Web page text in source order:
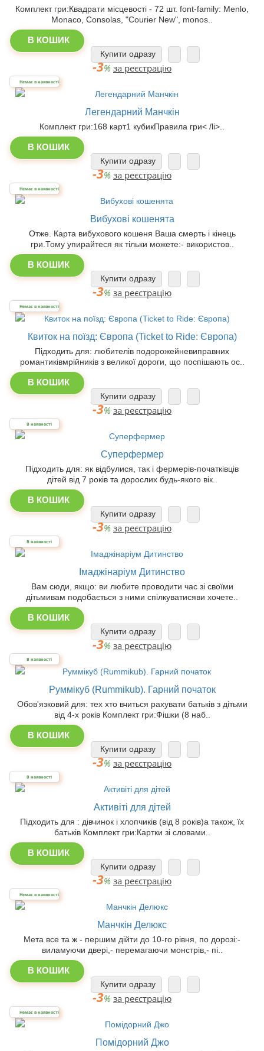
Комплект гри:Квадрати місцевості - 72 шт. font-family: Menlo,
Monaco, Consolas, "Courier New", monos..
В КОШИК
Купити одразу
-3% за реєстрацію
Немає в наявності
Легендарний Манчкін
Комплект гри:168 карт1 кубикПравила гри< /li>..
В КОШИК
Купити одразу
-3% за реєстрацію
Немає в наявності
Вибухові кошенята
Отже. Карта вибухового кошеня Ваша смерть і кінець
гри.Тому упирайтеся як тільки можете:- використов..
В КОШИК
Купити одразу
-3% за реєстрацію
Немає в наявності
Квиток на поїзд: Європа (Ticket to Ride: Європа)
Підходить для: любителів подорожейневиправних
романтиківмрійників з великої дороги, що поспішають ос..
В КОШИК
Купити одразу
-3% за реєстрацію
В наявності
Суперфермер
Підходить для: як відбулися, так і фермерів-початківців
дітей від 7 років та дорослих будь-якого вік..
В КОШИК
Купити одразу
-3% за реєстрацію
В наявності
Імаджінаріум Дитинство
Вам сюди, якщо: ви любите проводити час зі своїми
дітьмивам подобається з ними спілкуватисяви хочете..
В КОШИК
Купити одразу
-3% за реєстрацію
В наявності
Руммікуб (Rummikub). Гарний початок
Обов'язковий для: тех хто вчиться рахувати батьків з дітьми
від 4-х років Комплект гри:Фішки (8 наб..
В КОШИК
Купити одразу
-3% за реєстрацію
В наявності
Активіті для дітей
Підходить для : дівчинок і хлопчиків (від 8 років)а також, їх
батьків Комплект гри:Картки зі словами..
В КОШИК
Купити одразу
-3% за реєстрацію
Немає в наявності
Манчкін Делюкс
Мета все та ж - першим дійти до 10-го рівня, по дорозі:-
виламуючи двері,- перемагаючи монстрів,- пі..
В КОШИК
Купити одразу
-3% за реєстрацію
Немає в наявності
Помідорний Джо